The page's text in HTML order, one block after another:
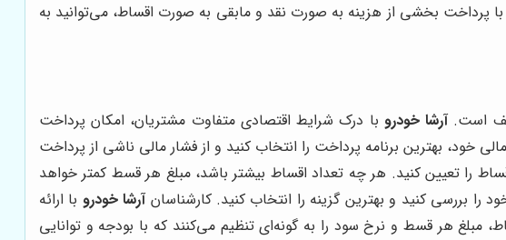
پرداخت بخشی از هزینه به صورت نقد و مابقی به صورت اقساط، می‌توانید به
است.آرشا خودرو با درک شرایط اقتصادی متفاوت مشتریان، امکان پرداخت
خود، بهترین برنامه پرداخت را انتخاب کنید و از فشار مالی ناشی از پرداخت
را تعیین کنید. هر چه تعداد اقساط بیشتر باشد، مبلغ هر قسط کمتر خواهد
بررسی کنید و بهترین گزینه را انتخاب کنید. کارشناسانآرشا خودرو با ارائه
مبلغ هر قسط و نرخ سود را به گونه‌ای تنظیم می‌کنند که با بودجه و توانایی